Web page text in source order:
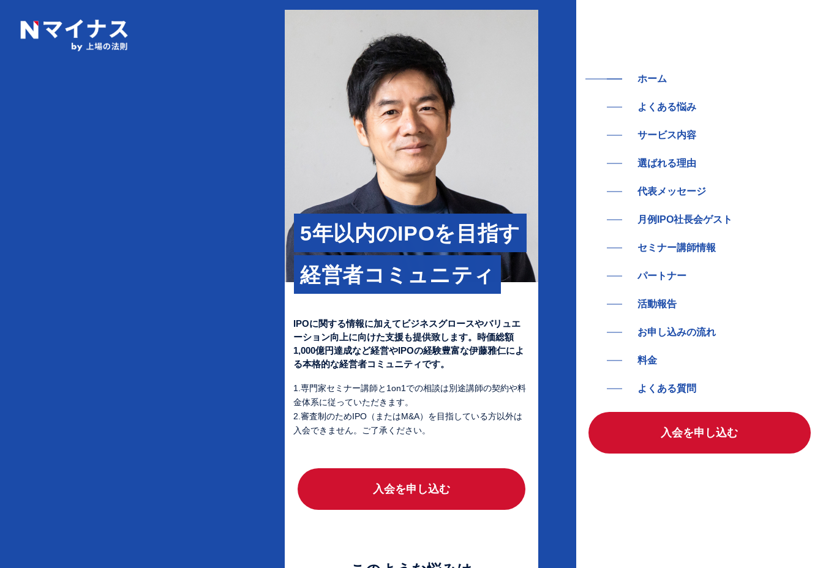
ホーム
よくある悩み
サービス内容
選ばれる理由
代表メッセージ
月例IPO社長会ゲスト
セミナー講師情報
パートナー
活動報告
お申し込みの流れ
料金
よくある質問
入会を申し込む
5年以内のIPOを目指す
経営者コミュニティ
IPOに関する情報に加えてビジネスグロースやバリュエ
ーション向上に向けた支援も提供致します。時価総額
1,000億円達成など経営やIPOの経験豊富な伊藤雅仁によ
る本格的な経営者コミュニティです。
1.専門家セミナー講師と1on1での相談は別途講師の契約や料
金体系に従っていただきます。
2.審査制のためIPO（またはM&A）を目指している方以外は
入会できません。ご了承ください。
入会を申し込む